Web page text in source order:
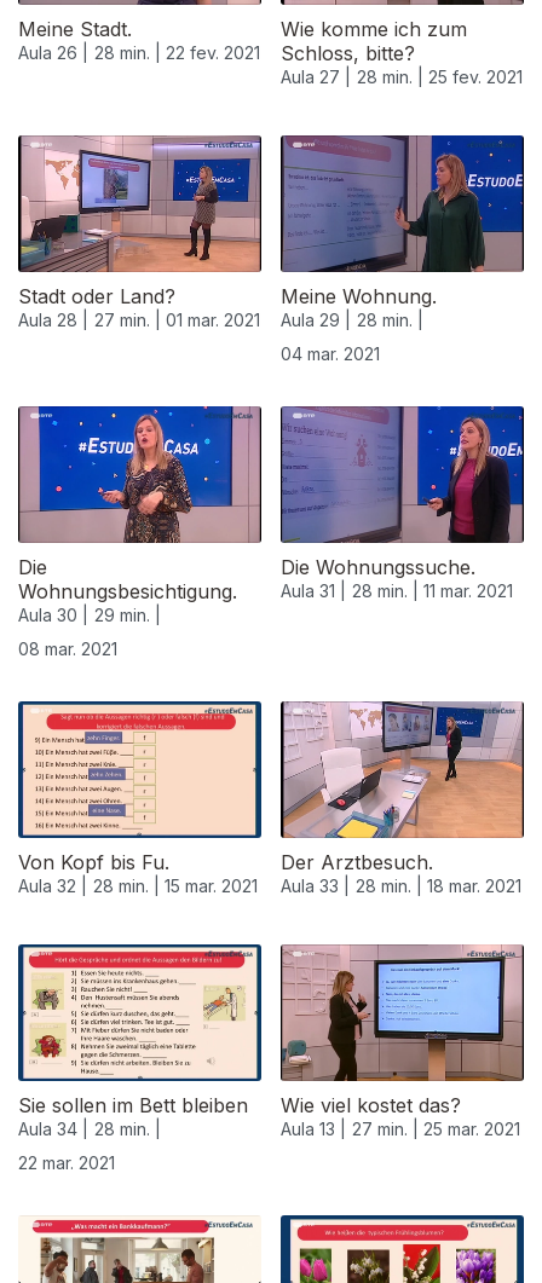
Meine Stadt.
Aula 26 | 28 min. | 22 fev. 2021
Wie komme ich zum
Schloss, bitte?
Aula 27 | 28 min. | 25 fev. 2021
Stadt oder Land?
Aula 28 | 27 min. | 01 mar. 2021
Meine Wohnung.
Aula 29 |
28 min. |
04 mar. 2021
Die
Wohnungsbesichtigung.
Aula 30 |
29 min. |
08 mar. 2021
Die Wohnungssuche.
Aula 31 | 28 min. | 11 mar. 2021
Von Kopf bis Fu.
Aula 32 | 28 min. | 15 mar. 2021
Der Arztbesuch.
Aula 33 | 28 min. | 18 mar. 2021
Sie sollen im Bett bleiben
Aula 34 |
28 min. |
22 mar. 2021
Wie viel kostet das?
Aula 13 | 27 min. | 25 mar. 2021
532766